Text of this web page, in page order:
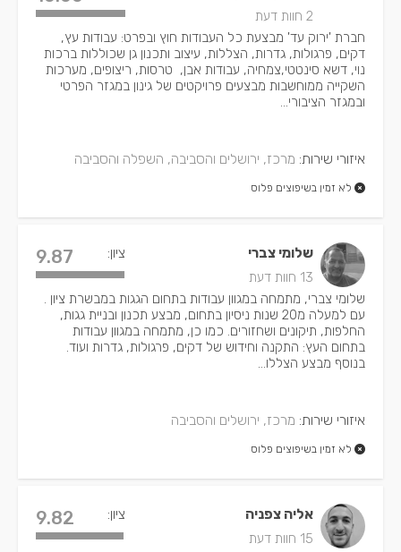
2 חוות דעת
חברת 'ירוק עד' מבצעת כל העבודות חוץ ובפרט: עבודות עץ,
דקים, פרגולות, גדרות, הצללות, עיצוב ותכנון גן שכוללות ברכות
נוי, דשא סינטטי,צמחיה, עבודות אבן, טרסות, ריצופים, מערכות
השקייה ממוחשבות מבצעים פרויקטים של גינון במגזר הפרטי
ובמגזר הציבורי...
איזורי שירות: מרכז, ירושלים והסביבה, השפלה והסביבה
לא זמין בשיפוצים פלוס
שלומי צברי
13 חוות דעת
ציון: 9.87
שלומי צברי, מתמחה במגוון עבודות בתחום הגגות במבשרת ציון .
עם למעלה מ20 שנות ניסיון בתחום, מבצע תכנון ובניית גגות,
החלפות, תיקונים ושחזורים. כמו כן, מתמחה במגוון עבודות
בתחום העץ: התקנה וחידוש של דקים, פרגולות, גדרות ועוד.
בנוסף מבצע הצללו...
איזורי שירות: מרכז, ירושלים והסביבה
לא זמין בשיפוצים פלוס
אליה צפניה
15 חוות דעת
ציון: 9.82